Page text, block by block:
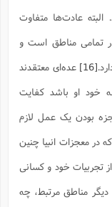
عادت‌ها متفاوت
تمامی مناطق است و
[16]
عده‌ای معتقدند
او باشد کفایت
بودن یک عمل لازم
معجزات انبیا چنین
تجربیات خود و کسانی
مناطق مرتبط، چه